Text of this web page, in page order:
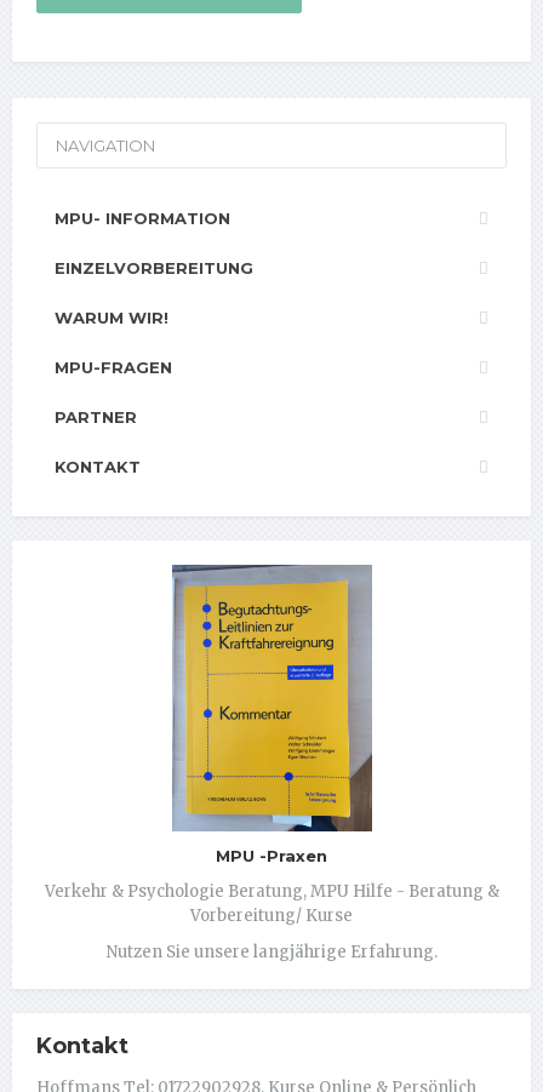
NAVIGATION
MPU- INFORMATION
EINZELVORBEREITUNG
WARUM WIR!
MPU-FRAGEN
PARTNER
KONTAKT
MPU -Praxen
Verkehr & Psychologie Beratung, MPU Hilfe - Beratung &
Vorbereitung/ Kurse
Nutzen Sie unsere langjährige Erfahrung.
Kontakt
Hoffmans Tel: 01722902928, Kurse Online & Persönlich